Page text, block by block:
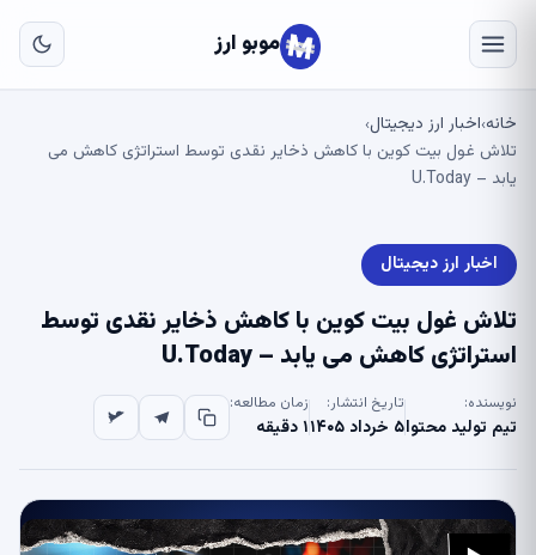
موبو ارز
خانه›اخبار ارز دیجیتال›
تلاش غول بیت کوین با کاهش ذخایر نقدی توسط استراتژی کاهش می
یابد – U.Today
اخبار ارز دیجیتال
تلاش غول بیت کوین با کاهش ذخایر نقدی توسط
استراتژی کاهش می یابد – U.Today
نویسنده:
تیم تولید محتوا
تاریخ انتشار:
۵ خرداد ۱۴۰۵
زمان مطالعه:
۱ دقیقه